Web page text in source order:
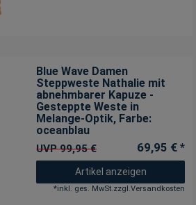
Blue Wave Damen
Steppweste Nathalie mit
abnehmbarer Kapuze -
Gesteppte Weste in
Melange-Optik, Farbe:
oceanblau
UVP 99,95 € 69,95 € *
Artikel anzeigen
*inkl. ges. MwSt. zzgl. Versandkosten